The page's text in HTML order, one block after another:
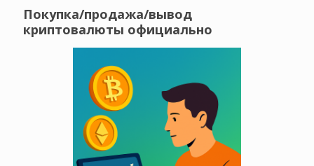
Покупка/продажа/вывод
криптовалюты официально